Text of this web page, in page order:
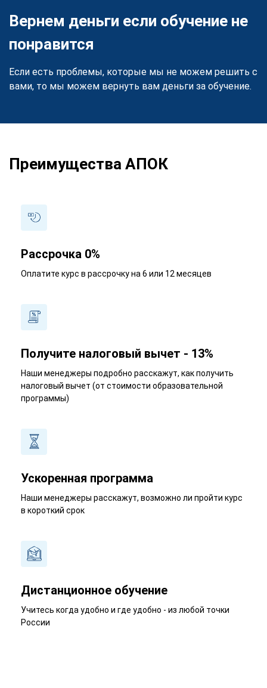
Вернем деньги если обучение не
понравится
Если есть проблемы, которые мы не можем решить с
вами, то мы можем вернуть вам деньги за обучение.
Преимущества АПОК
Рассрочка 0%
Оплатите курс в рассрочку на 6 или 12 месяцев
Получите налоговый вычет - 13%
Наши менеджеры подробно расскажут, как получить
налоговый вычет (от стоимости образовательной
программы)
Ускоренная программа
Наши менеджеры расскажут, возможно ли пройти курс
в короткий срок
Дистанционное обучение
Учитесь когда удобно и где удобно - из любой точки
России